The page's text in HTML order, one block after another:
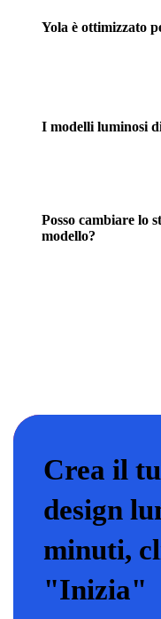
Yola è ottimizzato
I modelli luminosi
Posso cambiare lo
modello?
Crea il
design
minuti,
"Inizia"